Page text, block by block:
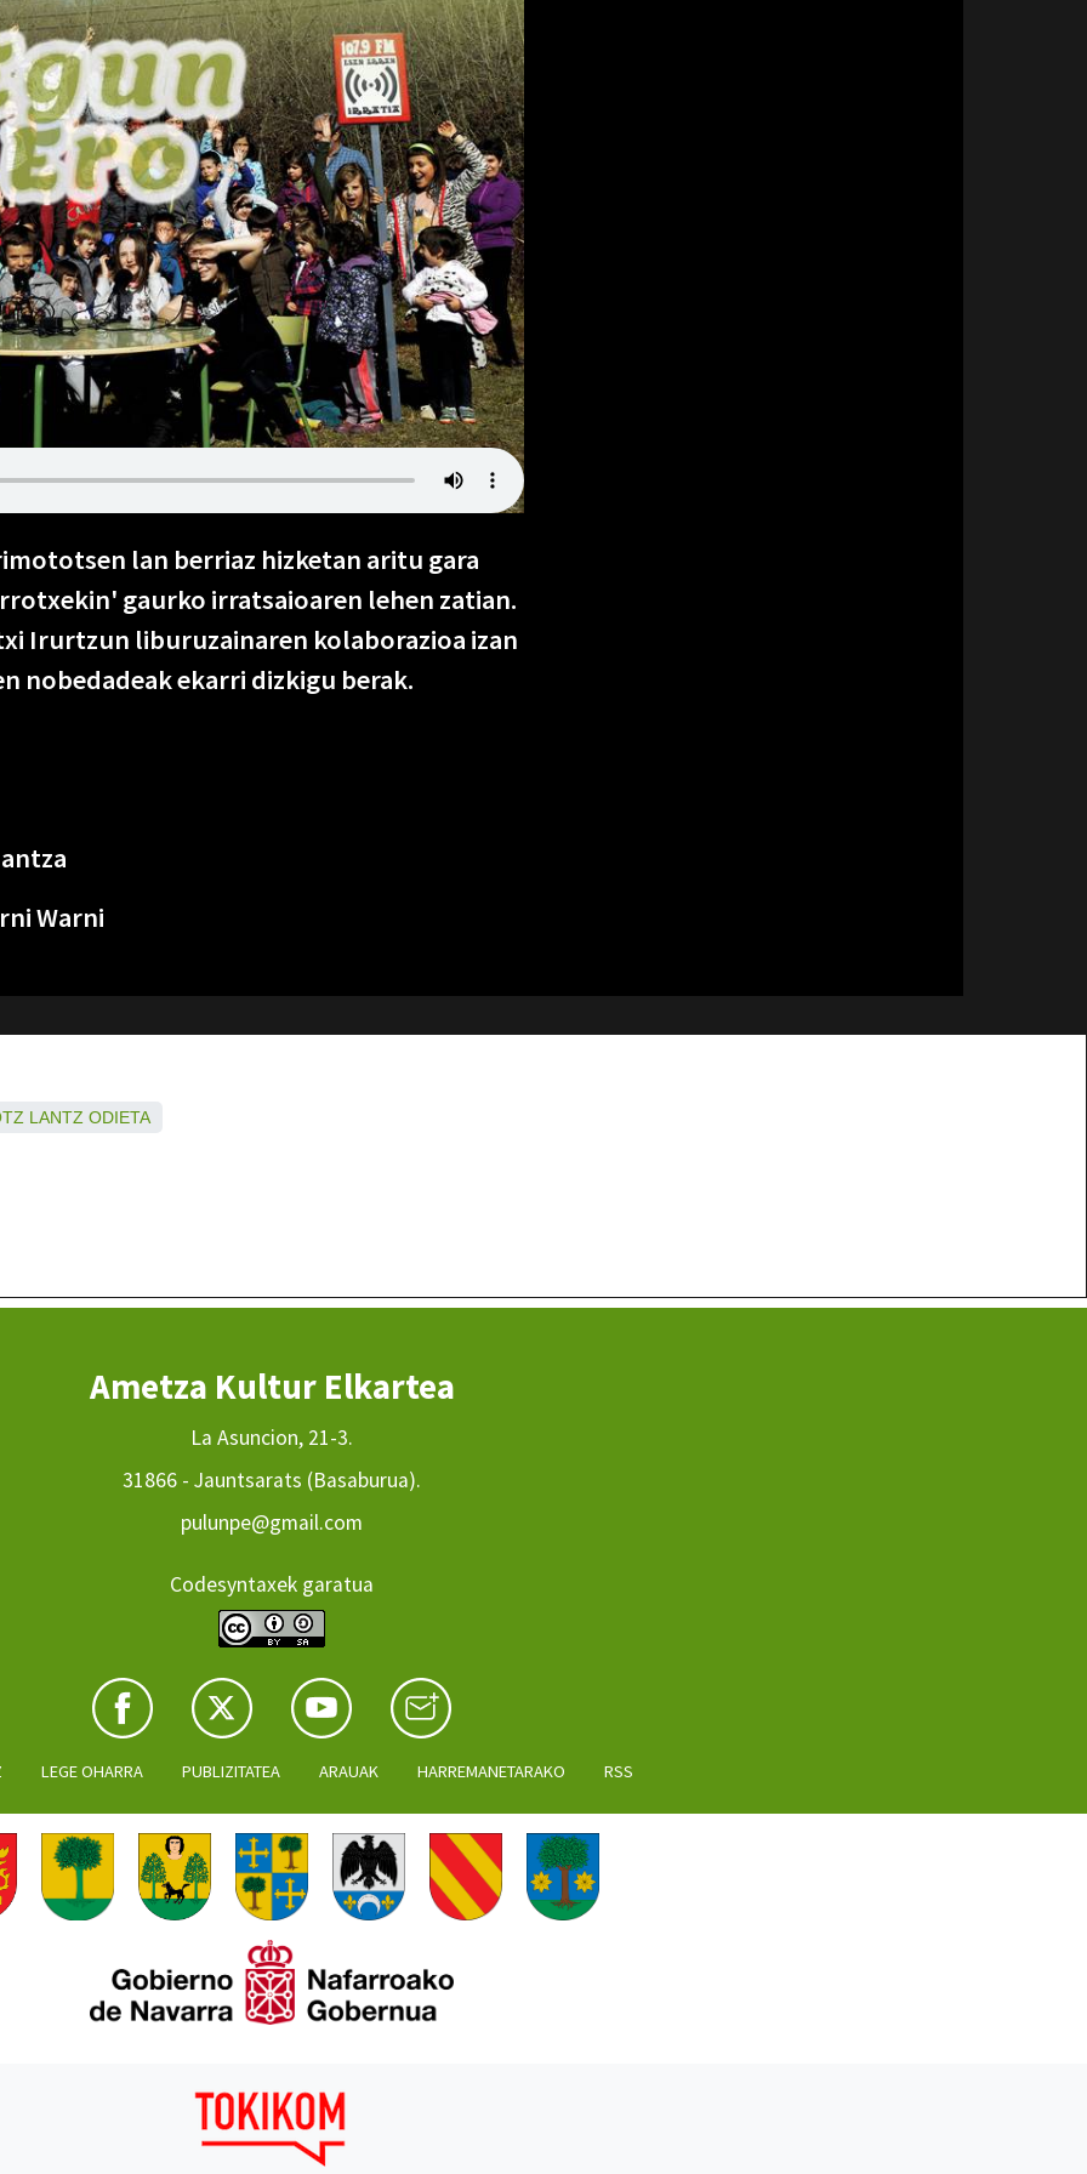
lan berriaz hizketan aritu gara
gaurko irratsaioaren lehen zatian.
Irurtzun liburuzainaren kolaborazioa izan
nobedadeak ekarri dizkigu berak.
Warni
LANTZ ODIETA
Ametza Kultur Elkartea
La Asuncion, 21-3.
31866 - Jauntsarats (Basaburua).
pulunpe@gmail.com
Codesyntaxek garatua
LEGE OHARRA PUBLIZITATEA ARAUAK HARREMANETARAKO RSS